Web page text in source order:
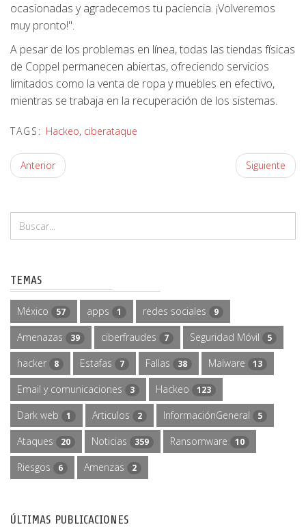
ocasionadas y agradecemos tu paciencia. ¡Volveremos
muy pronto!".
A pesar de los problemas en línea, todas las tiendas físicas
de Coppel permanecen abiertas, ofreciendo servicios
limitados como la venta de ropa y muebles en efectivo,
mientras se trabaja en la recuperación de los sistemas.
TAGS: Hackeo, ciberataque
Anterior Siguiente
TEMAS
México 57 apps 1 redes sociales 9
Amenazas 39 ciberfraudes 7 Seguridad Móvil 5
hacker 8 Estafas 7 Fallas 38 Malware 13
Email y comunicaciones 3 Hackeo 123
Dark web 1 Articulos 2 InformaciónGeneral 5
Ataques 20 Noticias 359 Ransomware 10
Riesgos 6 Amenzas 2
ÚLTIMAS PUBLICACIONES